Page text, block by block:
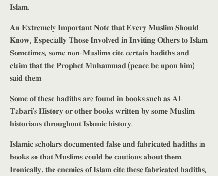
𝐈𝐬𝐥𝐚𝐦.
𝐀𝐧 𝐄𝐱𝐭𝐫𝐞𝐦𝐞𝐥𝐲 𝐈𝐦𝐩𝐨𝐫𝐭𝐚𝐧𝐭 𝐍𝐨𝐭𝐞 𝐭𝐡𝐚𝐭 𝐄𝐯𝐞𝐫𝐲 𝐌𝐮𝐬𝐥𝐢𝐦 𝐒𝐡𝐨𝐮𝐥𝐝
𝐊𝐧𝐨𝐰, 𝐄𝐬𝐩𝐞𝐜𝐢𝐚𝐥𝐥𝐲 𝐓𝐡𝐨𝐬𝐞 𝐈𝐧𝐯𝐨𝐥𝐯𝐞𝐝 𝐢𝐧 𝐈𝐧𝐯𝐢𝐭𝐢𝐧𝐠 𝐎𝐭𝐡𝐞𝐫𝐬 𝐭𝐨 𝐈𝐬𝐥𝐚𝐦
𝐒𝐨𝐦𝐞𝐭𝐢𝐦𝐞𝐬, 𝐬𝐨𝐦𝐞 𝐧𝐨𝐧-𝐌𝐮𝐬𝐥𝐢𝐦𝐬 𝐜𝐢𝐭𝐞 𝐜𝐞𝐫𝐭𝐚𝐢𝐧 𝐡𝐚𝐝𝐢𝐭𝐡𝐬 𝐚𝐧𝐝
𝐜𝐥𝐚𝐢𝐦 𝐭𝐡𝐚𝐭 𝐭𝐡𝐞 𝐏𝐫𝐨𝐩𝐡𝐞𝐭 𝐌𝐮𝐡𝐚𝐦𝐦𝐚𝐝 (𝐩𝐞𝐚𝐜𝐞 𝐛𝐞 𝐮𝐩𝐨𝐧 𝐡𝐢𝐦)
𝐬𝐚𝐢𝐝 𝐭𝐡𝐞𝐦.
𝐒𝐨𝐦𝐞 𝐨𝐟 𝐭𝐡𝐞𝐬𝐞 𝐡𝐚𝐝𝐢𝐭𝐡𝐬 𝐚𝐫𝐞 𝐟𝐨𝐮𝐧𝐝 𝐢𝐧 𝐛𝐨𝐨𝐤𝐬 𝐬𝐮𝐜𝐡 𝐚𝐬 𝐀𝐥-
𝐓𝐚𝐛𝐚𝐫𝐢’𝐬 𝐇𝐢𝐬𝐭𝐨𝐫𝐲 𝐨𝐫 𝐨𝐭𝐡𝐞𝐫 𝐛𝐨𝐨𝐤𝐬 𝐰𝐫𝐢𝐭𝐭𝐞𝐧 𝐛𝐲 𝐬𝐨𝐦𝐞 𝐌𝐮𝐬𝐥𝐢𝐦
𝐡𝐢𝐬𝐭𝐨𝐫𝐢𝐚𝐧𝐬 𝐭𝐡𝐫𝐨𝐮𝐠𝐡𝐨𝐮𝐭 𝐈𝐬𝐥𝐚𝐦𝐢𝐜 𝐡𝐢𝐬𝐭𝐨𝐫𝐲.
𝐈𝐬𝐥𝐚𝐦𝐢𝐜 𝐬𝐜𝐡𝐨𝐥𝐚𝐫𝐬 𝐝𝐨𝐜𝐮𝐦𝐞𝐧𝐭𝐞𝐝 𝐟𝐚𝐥𝐬𝐞 𝐚𝐧𝐝 𝐟𝐚𝐛𝐫𝐢𝐜𝐚𝐭𝐞𝐝 𝐡𝐚𝐝𝐢𝐭𝐡𝐬 𝐢𝐧
𝐛𝐨𝐨𝐤𝐬 𝐬𝐨 𝐭𝐡𝐚𝐭 𝐌𝐮𝐬𝐥𝐢𝐦𝐬 𝐜𝐨𝐮𝐥𝐝 𝐛𝐞 𝐜𝐚𝐮𝐭𝐢𝐨𝐮𝐬 𝐚𝐛𝐨𝐮𝐭 𝐭𝐡𝐞𝐦.
𝐈𝐫𝐨𝐧𝐢𝐜𝐚𝐥𝐥𝐲, 𝐭𝐡𝐞 𝐞𝐧𝐞𝐦𝐢𝐞𝐬 𝐨𝐟 𝐈𝐬𝐥𝐚𝐦 𝐜𝐢𝐭𝐞 𝐭𝐡𝐞𝐬𝐞 𝐟𝐚𝐛𝐫𝐢𝐜𝐚𝐭𝐞𝐝 𝐡𝐚𝐝𝐢𝐭𝐡𝐬,